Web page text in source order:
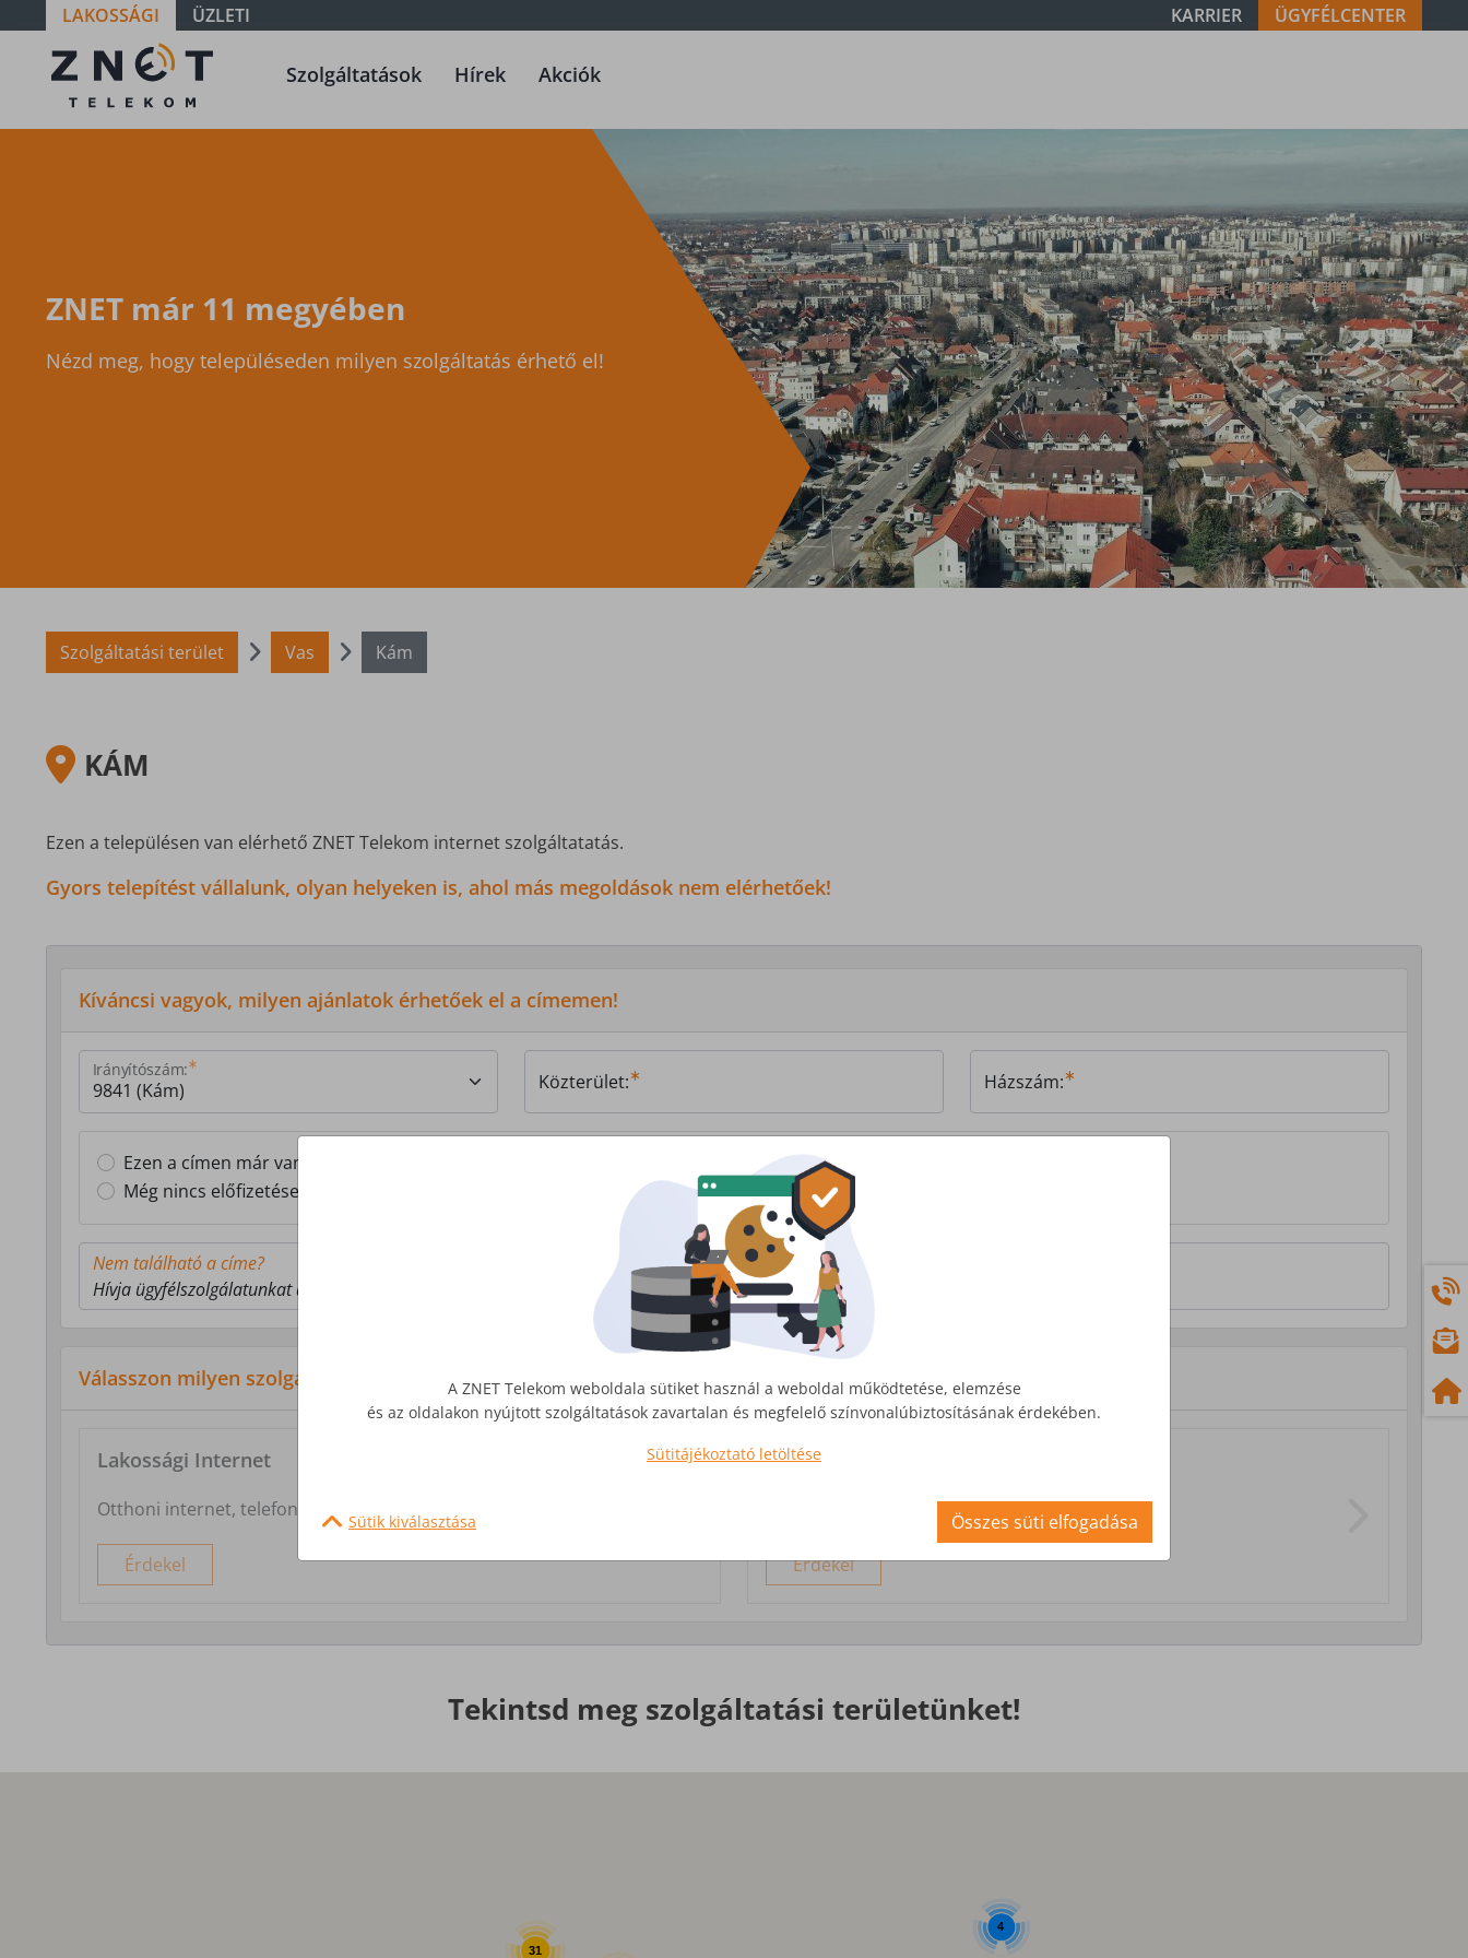
LAKOSSÁGI ÜZLETI KARRIER ÜGYFÉLCENTER
Szolgáltatási
terület -
Vas - Kám
Szolgáltatások Hírek Akciók
ZNET már 11 megyében
Nézd meg, hogy településeden milyen szolgáltatás érhető el!
Szolgáltatási terület Vas Kám
KÁM
Ezen a településen van elérhető ZNET Telekom internet szolgáltatatás.
Gyors telepítést vállalunk, olyan helyeken is, ahol más megoldások nem elérhetőek!
Kíváncsi vagyok, milyen ajánlatok érhetőek el a címemen!
Irányítószám:
Közterület: Házszám:
Ezen a címen már van Z-NET előfizetésem
Még nincs előfizetésem ezen a címen
Nem található a címe?
Hívja ügyfélszolgálatunkat a 1277-es telefonszámon, vagy
írjon nekünk!
Válasszon milyen szolgáltatás érdekli!
Lakossági Internet
Otthoni internet, telefon és tv szolgáltatás
Érdekel
Üzleti Internet
Nagyobb igényekre, egyedi szolgáltatások
Érdekel
Tekintsd meg szolgáltatási területünket!
31
4
A ZNET Telekom weboldala sütiket használ a weboldal működtetése, elemzése
és az oldalakon nyújtott szolgáltatások zavartalan és megfelelő színvonalúbiztosításának érdekében.
Sütitájékoztató letöltése
Sütik kiválasztása Összes süti elfogadása